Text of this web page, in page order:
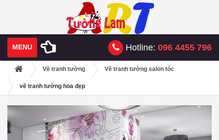
MENU Hotline: 096 4455 796
Vẽ tranh tường Vẽ tranh tường salon tóc
vẽ tranh tường hoa đẹp